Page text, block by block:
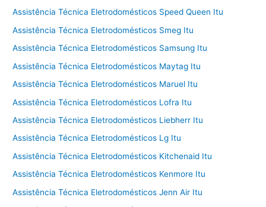
Assistência Técnica Eletrodomésticos Speed Queen Itu
Assistência Técnica Eletrodomésticos Smeg Itu
Assistência Técnica Eletrodomésticos Samsung Itu
Assistência Técnica Eletrodomésticos Maytag Itu
Assistência Técnica Eletrodomésticos Maruel Itu
Assistência Técnica Eletrodomésticos Lofra Itu
Assistência Técnica Eletrodomésticos Liebherr Itu
Assistência Técnica Eletrodomésticos Lg Itu
Assistência Técnica Eletrodomésticos Kitchenaid Itu
Assistência Técnica Eletrodomésticos Kenmore Itu
Assistência Técnica Eletrodomésticos Jenn Air Itu